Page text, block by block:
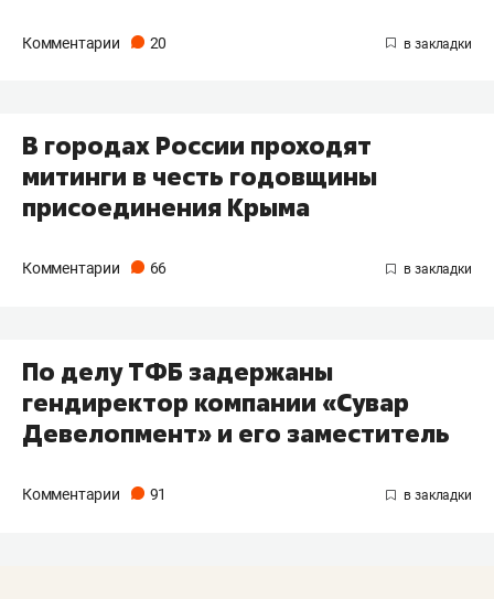
Комментарии 20
​В городах России проходят
митинги в честь годовщины
присоединения Крыма
Комментарии 66
​По делу ТФБ задержаны
гендиректор компании «Сувар
Девелопмент» и его заместитель
Комментарии 91